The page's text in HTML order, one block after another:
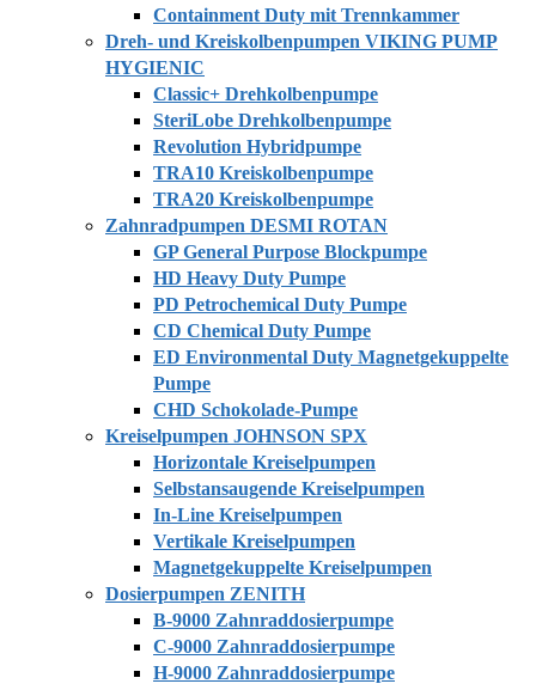
Containment Duty mit Trennkammer
Dreh- und Kreiskolbenpumpen VIKING PUMP
HYGIENIC
Classic+ Drehkolbenpumpe
SteriLobe Drehkolbenpumpe
Revolution Hybridpumpe
TRA10 Kreiskolbenpumpe
TRA20 Kreiskolbenpumpe
Zahnradpumpen DESMI ROTAN
GP General Purpose Blockpumpe
HD Heavy Duty Pumpe
PD Petrochemical Duty Pumpe
CD Chemical Duty Pumpe
ED Environmental Duty Magnetgekuppelte
Pumpe
CHD Schokolade-Pumpe
Kreiselpumpen JOHNSON SPX
Horizontale Kreiselpumpen
Selbstansaugende Kreiselpumpen
In-Line Kreiselpumpen
Vertikale Kreiselpumpen
Magnetgekuppelte Kreiselpumpen
Dosierpumpen ZENITH
B-9000 Zahnraddosierpumpe
C-9000 Zahnraddosierpumpe
H-9000 Zahnraddosierpumpe